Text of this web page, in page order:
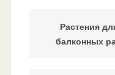
Растения
балконных